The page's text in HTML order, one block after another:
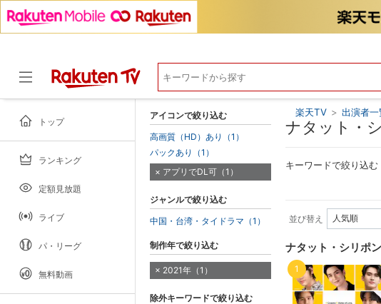
トップ
ランキング
定額見放題
ライブ
パ・リーグ
無料動画
楽天TV > 出演者一
ナタット・
キーワードで絞り込む
並び替え
ナタット・シリポ
1
アイコンで絞り込む
高画質（HD）あり（1）
パックあり（1）
アプリでDL可（1）
ジャンルで絞り込む
中国・台湾・タイドラマ（1）
制作年で絞り込む
2021年（1）
除外キーワードで絞り込む